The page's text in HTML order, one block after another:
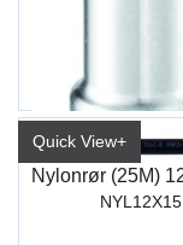
Quick View+
NYL12X15